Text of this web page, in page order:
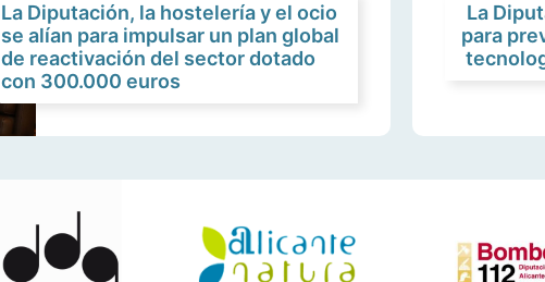
La Diputación, la hostelería y el ocio
se alían para impulsar un plan global
de reactivación del sector dotado
con 300.000 euros
La
para